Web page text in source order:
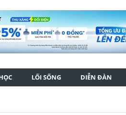
LỐI SỐNG DIỄN ĐÀN